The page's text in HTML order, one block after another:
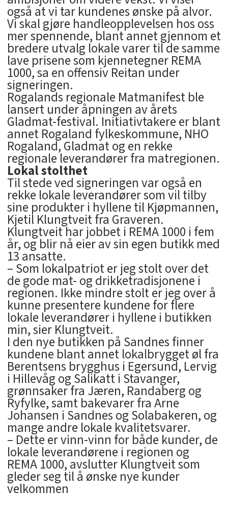
også at vi tar kundenes ønske på alvor.
Vi skal gjøre handleopplevelsen hos oss
mer spennende, blant annet gjennom et
bredere utvalg lokale varer til de samme
lave prisene som kjennetegner REMA
1000, sa en offensiv Reitan under
signeringen.
Rogalands regionale Matmanifest ble
lansert under åpningen av årets
Gladmat-festival. Initiativtakere er blant
annet Rogaland fylkeskommune, NHO
Rogaland, Gladmat og en rekke
regionale leverandører fra matregionen.
Lokal stolthet
Til stede ved signeringen var også en
rekke lokale leverandører som vil tilby
sine produkter i hyllene til Kjøpmannen,
Kjetil Klungtveit fra Graveren.
Klungtveit har jobbet i REMA 1000 i fem
år, og blir nå eier av sin egen butikk med
13 ansatte.
– Som lokalpatriot er jeg stolt over det
de gode mat- og drikketradisjonene i
regionen. Ikke mindre stolt er jeg over å
kunne presentere kundene for flere
lokale leverandører i hyllene i butikken
min, sier Klungtveit.
I den nye butikken på Sandnes finner
kundene blant annet lokalbrygget øl fra
Berentsens brygghus i Egersund, Lervig
i Hillevåg og Salikatt i Stavanger,
grønnsaker fra Jæren, Randaberg og
Ryfylke, samt bakevarer fra Arne
Johansen i Sandnes og Solabakeren, og
mange andre lokale kvalitetsvarer.
– Dette er vinn-vinn for både kunder, de
lokale leverandørene i regionen og
REMA 1000, avslutter Klungtveit som
gleder seg til å ønske nye kunder
velkommen